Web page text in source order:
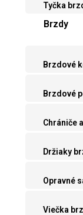
Tyčka
Brzdy
Brzdové
Brzdové
Chrániče
Držiaky
Opravné
Viečka